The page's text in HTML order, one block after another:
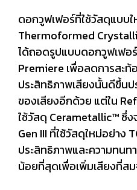
ดอกวูฟเฟอร์ที่ใช้วัสดุแบบ
Thermoformed
ได้ถอดรูปแบบดอกวูฟเฟอ
Premiere เพื่อลดการสะท้
ประสิทธิภาพเสียงนั้นดีขึ้น
ของเสียงอีกด้วย แต่ใน
ใช้วัสดุ Cerametallic™ ซึ่
Gen III ที่ใช้วัสดุใหม่อย่าง
ประสิทธิภาพและความทน
น้อยที่สุดเพื่อเพิ่มเสียงที่ส